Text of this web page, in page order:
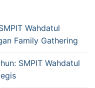
Wahdatul
Family Gathering
SMPIT Wahdatul